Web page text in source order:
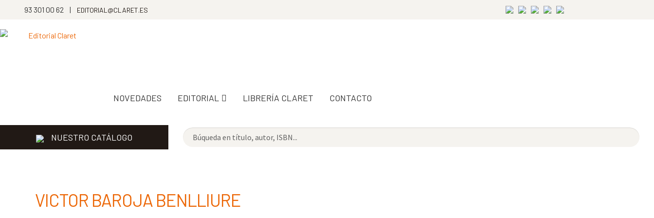
93 301 00 62 | EDITORIAL@CLARET.ES
NOVEDADES EDITORIAL LIBRERÍA CLARET CONTACTO
NUESTRO CATÁLOGO
VICTOR BAROJA BENLLIURE